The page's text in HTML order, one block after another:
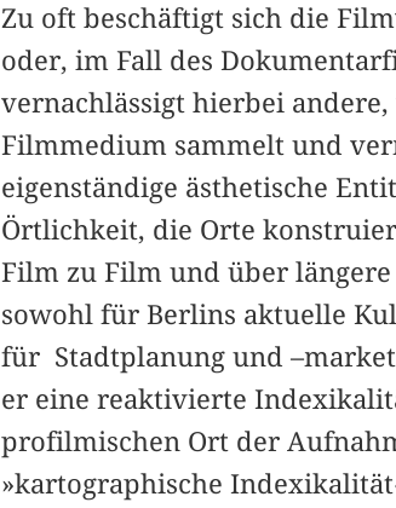
Zu oft beschäftigt sich die
oder, im Fall des
vernachlässigt hierbei
Filmmedium sammelt und
eigenständige ästhetische
Örtlichkeit, die Orte
Film zu Film und über
sowohl für Berlins aktuelle
für Stadtplanung und
er eine reaktivierte
profilmischen Ort der
»kartographische